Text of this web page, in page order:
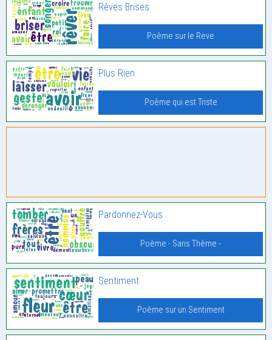
Rêves Brises
Poème sur le Reve
Plus Rien
Poème qui est Triste
Pardonnez-Vous
Poème - Sans Thème -
Sentiment
Poème sur un Sentiment